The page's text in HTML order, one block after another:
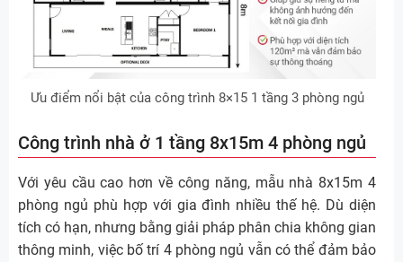
Ưu điểm nổi bật của công trình 8×15 1 tầng 3 phòng ngủ
Công trình nhà ở 1 tầng 8x15m 4 phòng ngủ
Với yêu cầu cao hơn về công năng, mẫu nhà 8x15m 4
phòng ngủ phù hợp với gia đình nhiều thế hệ. Dù diện
tích có hạn, nhưng bằng giải pháp phân chia không gian
thông minh, việc bố trí 4 phòng ngủ vẫn có thể đảm bảo